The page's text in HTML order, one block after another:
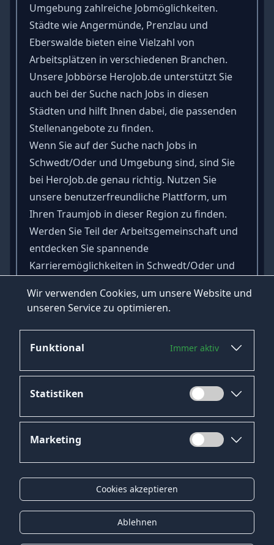
Wir verwenden Cookies, um unsere Website und
unseren Service zu optimieren.
Funktional Immer aktiv
Statistiken
Marketing
Cookies akzeptieren
Ablehnen
Umgebung zahlreiche Jobmöglichkeiten.
Städte wieAngermünde, Prenzlau und
Eberswaldebieten eine Vielzahl von
Arbeitsplätzen in verschiedenen Branchen.
Unsere Jobbörse HeroJob.de unterstützt Sie
auch bei der Suche nach Jobs in diesen
Städten und hilft Ihnen dabei, die passenden
Stellenangebote zu finden.
Wenn Sie auf der Suche nach Jobs in
Schwedt/Oder und Umgebung sind, sind Sie
bei HeroJob.de genau richtig. Nutzen Sie
unsere benutzerfreundliche Plattform, um
Ihren Traumjob in dieser Region zu finden.
Werden Sie Teil der Arbeitsgemeinschaft und
entdecken Sie spannende
Karrieremöglichkeiten in Schwedt/Oder und
Starten Sie jetzt Ihre Jobsuche und finden Sie
Ihren Traumjob bei HeroJob.de!
Datenschutz
Impressum
Kontakt
Gender-Hinweis